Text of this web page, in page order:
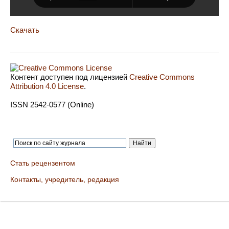
Скачать
Контент доступен под лицензией Creative Commons
Attribution 4.0 License.
ISSN 2542-0577 (Online)
Стать рецензентом
Контакты, учредитель, редакция